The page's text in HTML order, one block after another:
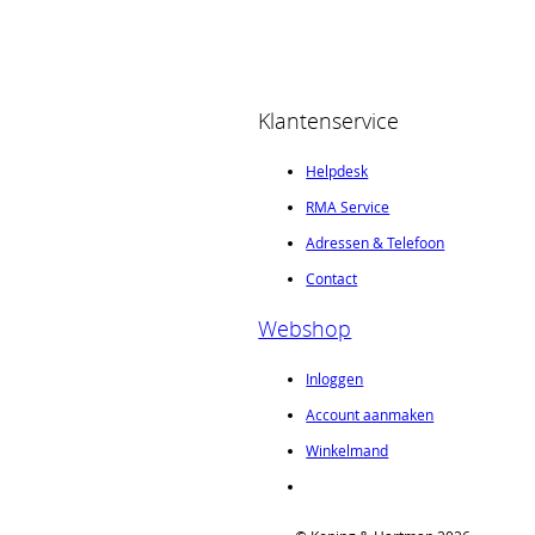
Klantenservice
Helpdesk
RMA Service
Adressen & Telefoon
Contact
Webshop
Inloggen
Account aanmaken
Winkelmand